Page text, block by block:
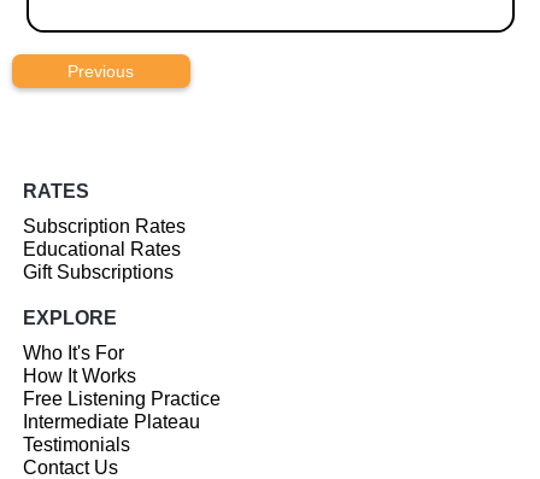
Previous
RATES
Subscription Rates
Educational Rates
Gift Subscriptions
EXPLORE
Who It's For
How It Works
Free Listening Practice
Intermediate Plateau
Testimonials
Contact Us